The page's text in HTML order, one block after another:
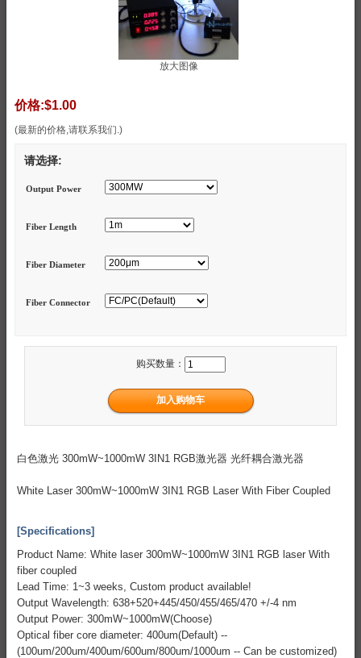
放大图像
价格:$1.00
(最新的价格,请联系我们.)
请选择:
Output Power
Fiber Length
Fiber Diameter
Fiber Connector
购买数量：
白色激光 300mW~1000mW 3IN1 RGB激光器 光纤耦合激光器
White Laser 300mW~1000mW 3IN1 RGB Laser With Fiber Coupled
[Specifications]
Product Name: White laser 300mW~1000mW 3IN1 RGB laser With
fiber coupled
Lead Time: 1~3 weeks, Custom product available!
Output Wavelength: 638+520+445/450/455/465/470 +/-4 nm
Output Power: 300mW~1000mW(Choose)
Optical fiber core diameter: 400um(Default) --
(100um/200um/400um/600um/800um/1000um -- Can be customized)